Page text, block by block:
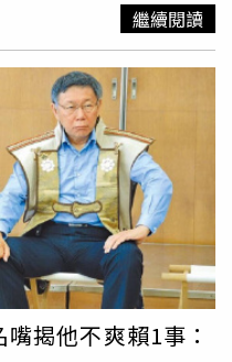
表示，這會期兩大預算，
年11月海測才會過，為什
理。第二就是光電預算，
何的反省檢討，你就要
老外也看得懂啦！」「就
亮指出，就愈來愈會有一
搞政治鬥爭！尤其柯文哲
。任雪麗是很親民進黨
進黨的學者，都覺得：這
後她用的詞，就是「白色
灣了，40幾年了，所以
覺：這台灣...我要說你是
護「你是民主國家」？所
「她們都感到有點...過頭
繼續閱讀
揭他不爽賴1事：